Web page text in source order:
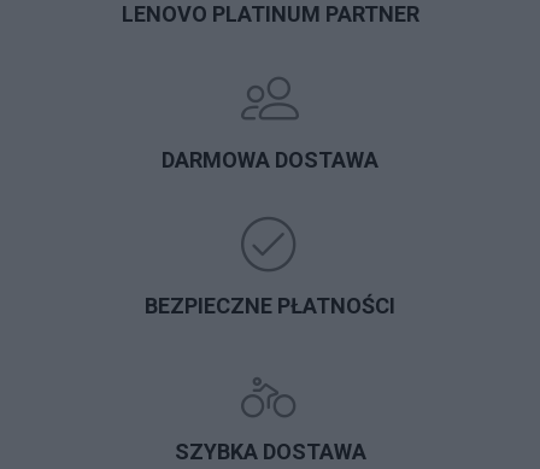
LENOVO PLATINUM PARTNER
DARMOWA DOSTAWA
BEZPIECZNE PŁATNOŚCI
SZYBKA DOSTAWA